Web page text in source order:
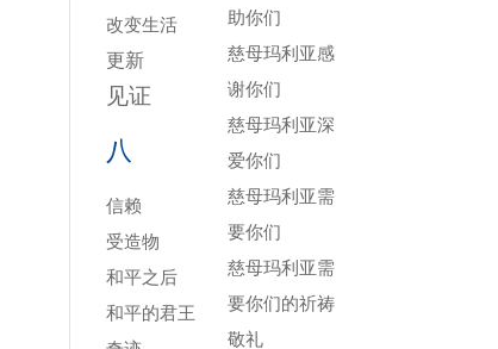
改变生活
更新
见证
八
信赖
受造物
和平之后
和平的君王
助你们
慈母玛利亚感
谢你们
慈母玛利亚深
爱你们
慈母玛利亚需
要你们
慈母玛利亚需
要你们的祈祷
敬礼